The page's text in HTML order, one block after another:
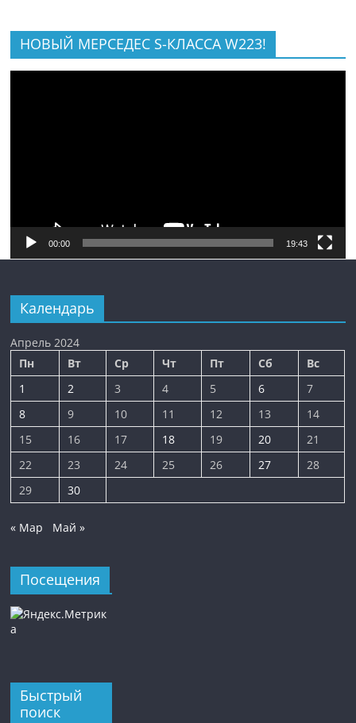
НОВЫЙ МЕРСЕДЕС S-КЛАССА W223!
00:00 19:43
Календарь
Апрель 2024
Пн
Вт Ср Чт Пт Сб
Вс
1
2 3 4 5 6
7
8
9 10 11 12 13
14
15
16 17 18 19 20
21
22
23 24 25 26 27
28
29
30
« Мар Май »
Посещения
Быстрый
поиск